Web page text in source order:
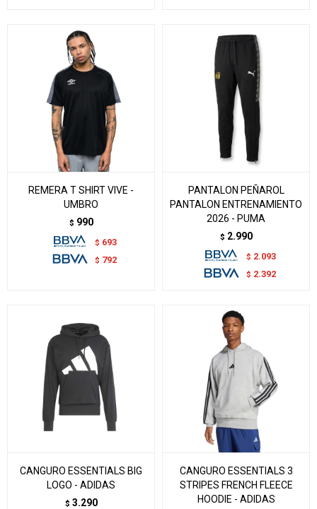
REMERA T SHIRT VIVE -
UMBRO
$ 990
$ 693
$ 792
PANTALON PEÑAROL
PANTALON ENTRENAMIENTO
2026 - PUMA
$ 2.990
$ 2.093
$ 2.392
CANGURO ESSENTIALS BIG
LOGO - ADIDAS
$ 3.290
CANGURO ESSENTIALS 3
STRIPES FRENCH FLEECE
HOODIE - ADIDAS